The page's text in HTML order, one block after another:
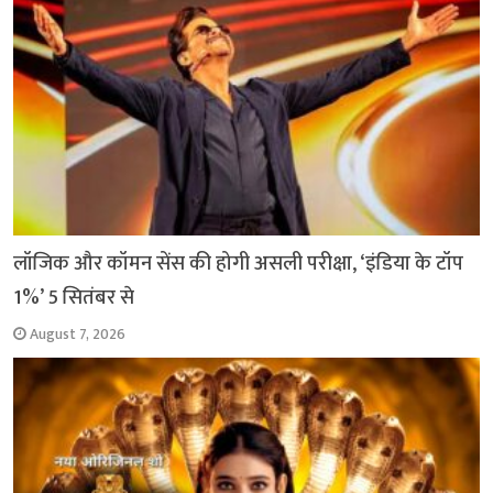
लॉजिक और कॉमन सेंस की होगी असली परीक्षा, ‘इंडिया के टॉप
1%’ 5 सितंबर से
August 7, 2026